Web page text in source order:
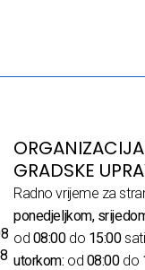
ORGANIZACIJA
GRADSKE
Radno vrijeme za
ponedjeljkom,
od 08:00do 15:00sati
utorkom: od 08:00do